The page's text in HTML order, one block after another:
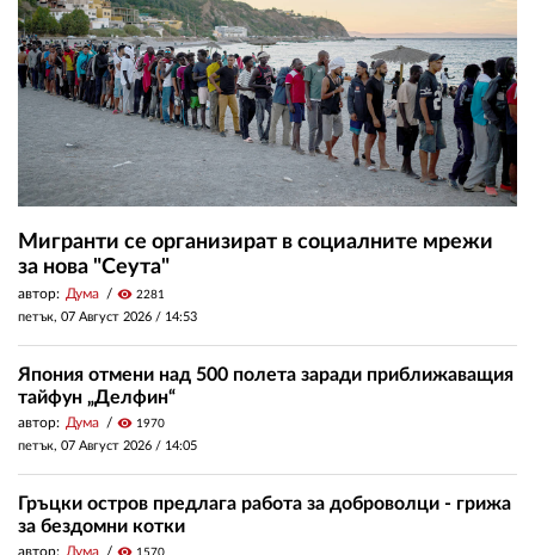
Мигранти се организират в социалните мрежи
за нова "Сеута"
автор: Дума visibility 2281
петък, 07 Август 2026 / 14:53
Япония отмени над 500 полета заради приближаващия
тайфун „Делфин“
автор: Дума visibility 1970
петък, 07 Август 2026 / 14:05
Гръцки остров предлага работа за доброволци - грижа
за бездомни котки
автор: Дума visibility 1570